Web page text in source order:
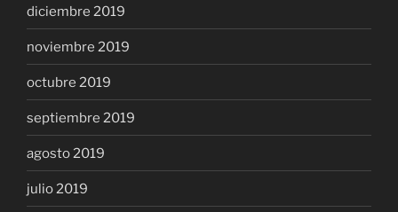
diciembre 2019
noviembre 2019
octubre 2019
septiembre 2019
agosto 2019
julio 2019